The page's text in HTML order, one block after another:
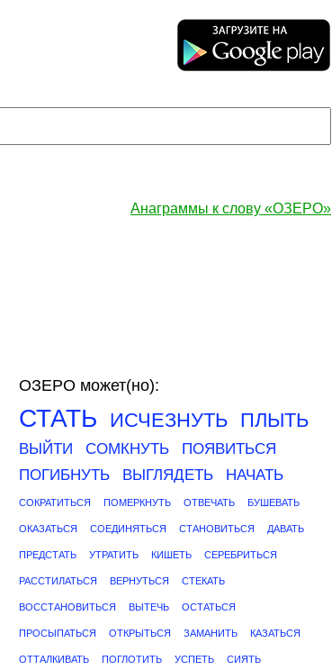
Анаграммы к слову «ОЗЕРО»
ОЗЕРО может(но):
СТАТЬ ИСЧЕЗНУТЬ ПЛЫТЬ
ВЫЙТИ СОМКНУТЬ
ПОЯВИТЬСЯ
ПОГИБНУТЬ
ВЫГЛЯДЕТЬ НАЧАТЬ
СОКРАТИТЬСЯ ПОМЕРКНУТЬ ОТВЕЧАТЬ БУШЕВАТЬ
ОКАЗАТЬСЯ СОЕДИНЯТЬСЯ СТАНОВИТЬСЯ ДАВАТЬ
ПРЕДСТАТЬ УТРАТИТЬ КИШЕТЬ СЕРЕБРИТЬСЯ
РАССТИЛАТЬСЯ ВЕРНУТЬСЯ СТЕКАТЬ
ВОССТАНОВИТЬСЯ ВЫТЕЧЬ ОСТАТЬСЯ
ПРОСЫПАТЬСЯ ОТКРЫТЬСЯ ЗАМАНИТЬ КАЗАТЬСЯ
ОТТАЛКИВАТЬ ПОГЛОТИТЬ УСПЕТЬ СИЯТЬ